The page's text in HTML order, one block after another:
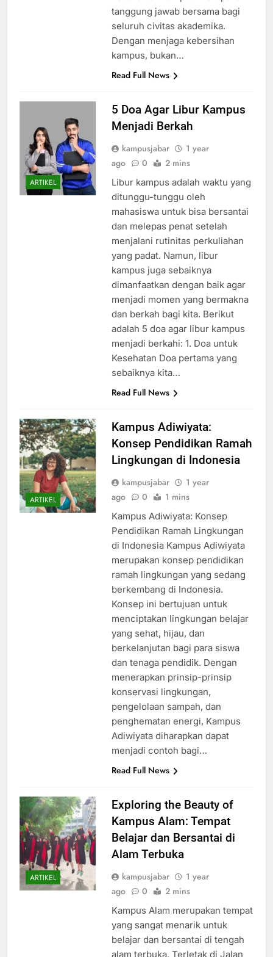
kebersihan kampus merupakan
tanggung jawab bersama bagi
seluruh civitas akademika.
Dengan menjaga kebersihan
ARTIKEL
5 Doa Agar Libur Kampus
Menjadi Berkah
kampusjabar
1 year
Libur kampus adalah waktu yang
ditunggu-tunggu oleh
mahasiswa untuk bisa bersantai
dan melepas penat setelah
menjalani rutinitas perkuliahan
yang padat. Namun, libur
kampus juga sebaiknya
dimanfaatkan dengan baik agar
menjadi momen yang bermakna
dan berkah bagi kita. Berikut
adalah 5 doa agar libur kampus
menjadi berkahi: 1. Doa untuk
Kesehatan Doa pertama yang
ARTIKEL
Kampus Adiwiyata:
Konsep Pendidikan Ramah
Lingkungan di Indonesia
kampusjabar
1 year
Kampus Adiwiyata: Konsep
Pendidikan Ramah Lingkungan
di Indonesia Kampus Adiwiyata
merupakan konsep pendidikan
ramah lingkungan yang sedang
berkembang di Indonesia.
Konsep ini bertujuan untuk
menciptakan lingkungan belajar
yang sehat, hijau, dan
berkelanjutan bagi para siswa
dan tenaga pendidik. Dengan
menerapkan prinsip-prinsip
konservasi lingkungan,
pengelolaan sampah, dan
penghematan energi, Kampus
Adiwiyata diharapkan dapat
ARTIKEL
Exploring the Beauty of
Kampus Alam: Tempat
Belajar dan Bersantai di
kampusjabar
1 year
Kampus Alam merupakan tempat
yang sangat menarik untuk
belajar dan bersantai di tengah